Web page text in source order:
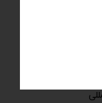
خراش
و صنعتی